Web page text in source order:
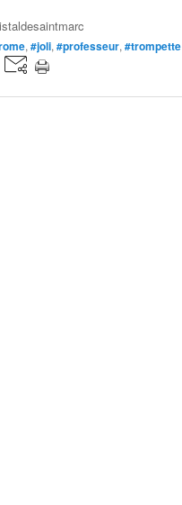
, #joli, #professeur, #trompette